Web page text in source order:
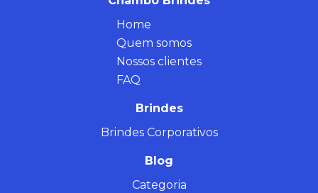
Home
Quem somos
Nossos clientes
FAQ
Brindes
Brindes Corporativos
Blog
Categoria